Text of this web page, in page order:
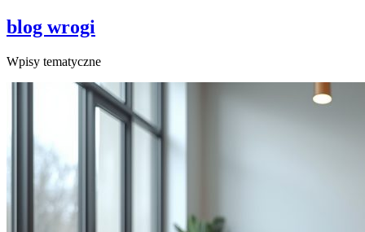
blog wrogi
Wpisy tematyczne